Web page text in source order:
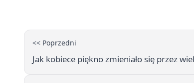
<< Poprzedni
Jak kobiece piękno zmieniało się przez